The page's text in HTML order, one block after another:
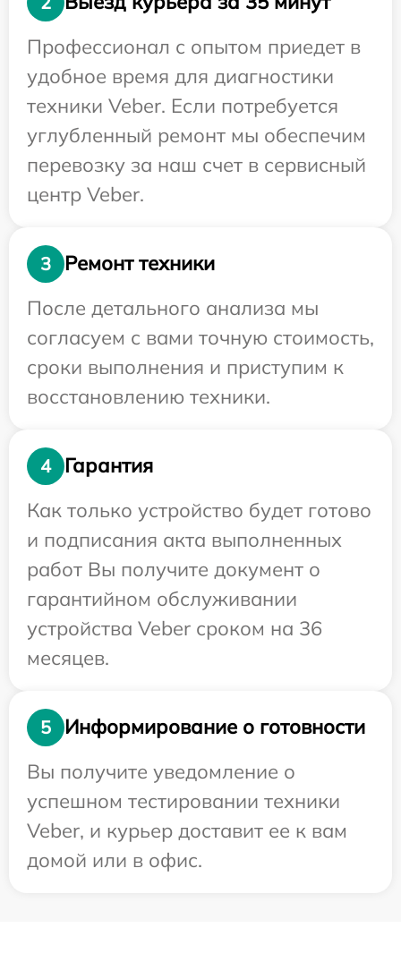
Профессионал с опытом приедет в
удобное время для диагностики
техники Veber. Если потребуется
углубленный ремонт мы обеспечим
перевозку за наш счет в сервисный
центр Veber.
3
Ремонт техники
После детального анализа мы
согласуем с вами точную стоимость,
сроки выполнения и приступим к
восстановлению техники.
4
Гарантия
Как только устройство будет готово
и подписания акта выполненных
работ Вы получите документ о
гарантийном обслуживании
устройства Veber сроком на 36
месяцев.
5
Информирование о готовности
Вы получите уведомление о
успешном тестировании техники
Veber, и курьер доставит ее к вам
домой или в офис.